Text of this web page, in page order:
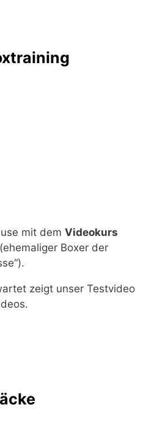
mit dem Videokurs
(ehemaliger Boxer der
zeigt unser Testvideo